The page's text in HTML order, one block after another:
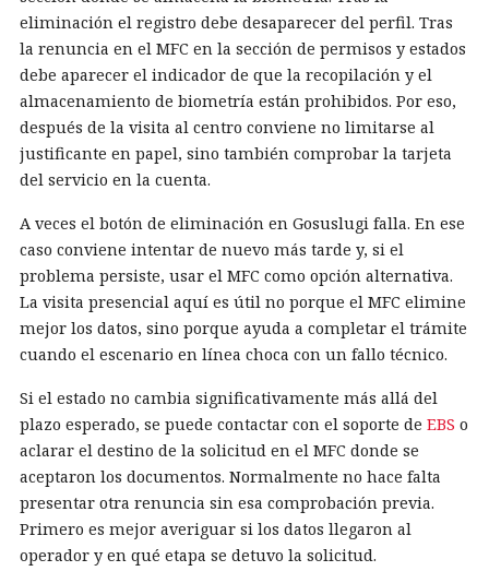
eliminación el registro debe desaparecer del perfil. Tras
la renuncia en el MFC en la sección de permisos y estados
debe aparecer el indicador de que la recopilación y el
almacenamiento de biometría están prohibidos. Por eso,
después de la visita al centro conviene no limitarse al
justificante en papel, sino también comprobar la tarjeta
del servicio en la cuenta.
A veces el botón de eliminación en Gosuslugi falla. En ese
caso conviene intentar de nuevo más tarde y, si el
problema persiste, usar el MFC como opción alternativa.
La visita presencial aquí es útil no porque el MFC elimine
mejor los datos, sino porque ayuda a completar el trámite
cuando el escenario en línea choca con un fallo técnico.
Si el estado no cambia significativamente más allá del
plazo esperado, se puede contactar con el soporte de EBS o
aclarar el destino de la solicitud en el MFC donde se
aceptaron los documentos. Normalmente no hace falta
presentar otra renuncia sin esa comprobación previa.
Primero es mejor averiguar si los datos llegaron al
operador y en qué etapa se detuvo la solicitud.